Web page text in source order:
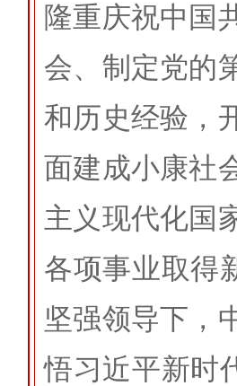
隆重庆祝中国
会、制定党的
和历史经验，
面建成小康社
主义现代化国
各项事业取得
坚强领导下，
悟习近平新时